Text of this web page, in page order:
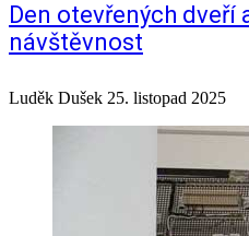
Den otevřených
návštěvnost
Luděk Dušek 25. listopad 2025